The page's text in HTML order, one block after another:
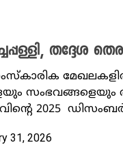
തദ്ദേശ
സംഭവങ്ങളെയും
2025
31, 2026